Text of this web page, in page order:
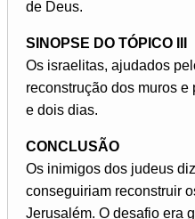
de Deus.
SINOPSE DO TÓPICO III
Os israelitas, ajudados
reconstrução dos muros
e dois dias.
CONCLUSÃO
Os inimigos dos judeus
conseguiriam reconstruir
Jerusalém. O desafio era